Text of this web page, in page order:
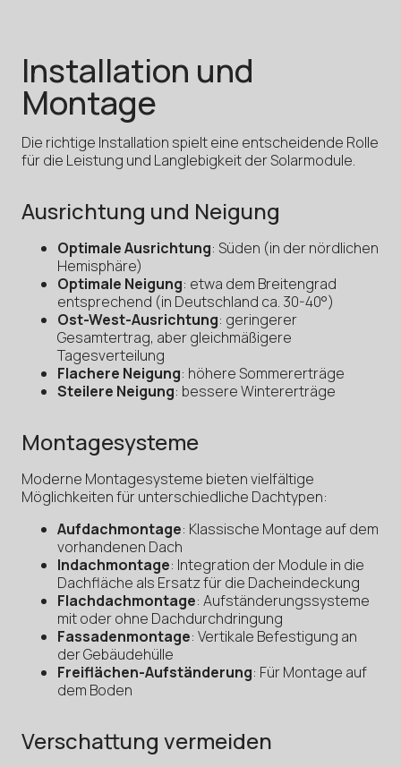
Installation und
Montage
Die richtige Installation spielt eine entscheidende Rolle
für die Leistung und Langlebigkeit der Solarmodule.
Ausrichtung und Neigung
Optimale Ausrichtung: Süden (in der nördlichen
Hemisphäre)
Optimale Neigung: etwa dem Breitengrad
entsprechend (in Deutschland ca. 30-40°)
Ost-West-Ausrichtung: geringerer
Gesamtertrag, aber gleichmäßigere
Tagesverteilung
Flachere Neigung: höhere Sommererträge
Steilere Neigung: bessere Wintererträge
Montagesysteme
Moderne Montagesysteme bieten vielfältige
Möglichkeiten für unterschiedliche Dachtypen:
Aufdachmontage: Klassische Montage auf dem
vorhandenen Dach
Indachmontage: Integration der Module in die
Dachfläche als Ersatz für die Dacheindeckung
Flachdachmontage: Aufständerungssysteme
mit oder ohne Dachdurchdringung
Fassadenmontage: Vertikale Befestigung an
der Gebäudehülle
Freiflächen-Aufständerung: Für Montage auf
dem Boden
Verschattung vermeiden